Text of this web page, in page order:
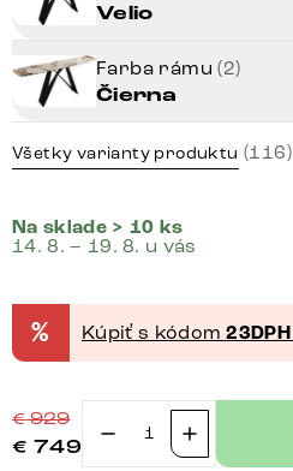
Velio
Farba rámu(2)
Čierna
Všetky varianty produktu (116)
Na sklade > 10 ks
14. 8. – 19. 8. u vás
% Kúpiť s kódom23DPH
€929
€ 749
množstvo